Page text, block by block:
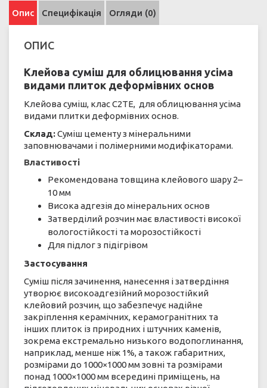
Опис Специфікація Огляди (0)
ОПИС
Клейова суміш для облицювання усіма
видами плиток деформівних основ
Клейова суміш, клас C2TE, для облицювання усіма
видами плитки деформівних основ.
Склад:Суміш цементу з мінеральними
заповнювачами і полімерними модифікаторами.
Властивості
Рекомендована товщина клейового шару 2–
10 мм
Висока адгезія до мінеральних основ
Затверділий розчин має властивості високої
вологостійкості та морозостійкості
Для підлог з підігрівом
Застосування
Суміш після зачинення, нанесення і затвердіння
утворює високоадгезійний морозостійкий
клейовий розчин, що забезпечує надійне
закріплення керамічних, керамогранітних та
інших плиток із природних і штучних каменів,
зокрема екстремально низького водопоглинання,
наприклад, менше ніж 1%, а також габаритних,
розмірами до 1000×1000 мм зовні та розмірами
понад 1000×1000 мм всередині приміщень, на